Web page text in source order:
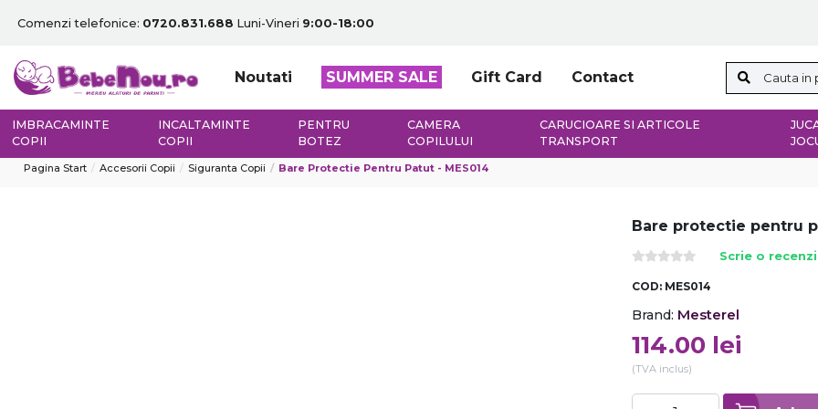
Comenzi telefonice: 0720.831.688 Luni-Vineri 9:00-18:00
Noutati SUMMER SALE Gift Card Contact
IMBRACAMINTE
COPII
INCALTAMINTE
COPII
PENTRU
BOTEZ
CAMERA
COPILULUI
CARUCIOARE SI ARTICOLE
TRANSPORT
Pagina Start Accesorii Copii Siguranta Copii Bare Protectie Pentru Patut - MES014
Bare protectie pentru
Scrie o
COD: MES014
Brand: Mesterel
114.00 lei
(TVA inclus)